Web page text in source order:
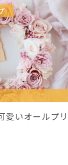
愛いオールプ